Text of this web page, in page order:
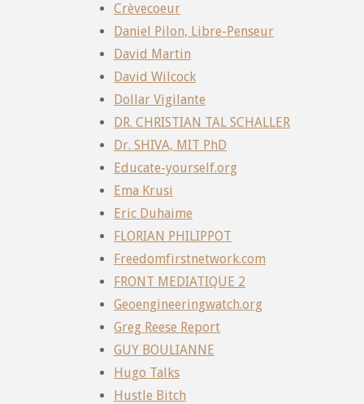
Crèvecoeur
Daniel Pilon, Libre-Penseur
David Martin
David Wilcock
Dollar Vigilante
DR. CHRISTIAN TAL SCHALLER
Dr. SHIVA, MIT PhD
Educate-yourself.org
Ema Krusi
Eric Duhaime
FLORIAN PHILIPPOT
Freedomfirstnetwork.com
FRONT MEDIATIQUE 2
Geoengineeringwatch.org
Greg Reese Report
GUY BOULIANNE
Hugo Talks
Hustle Bitch